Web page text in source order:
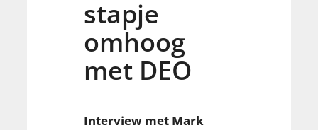
stapje
omhoog
met DEO
Interview met Mark